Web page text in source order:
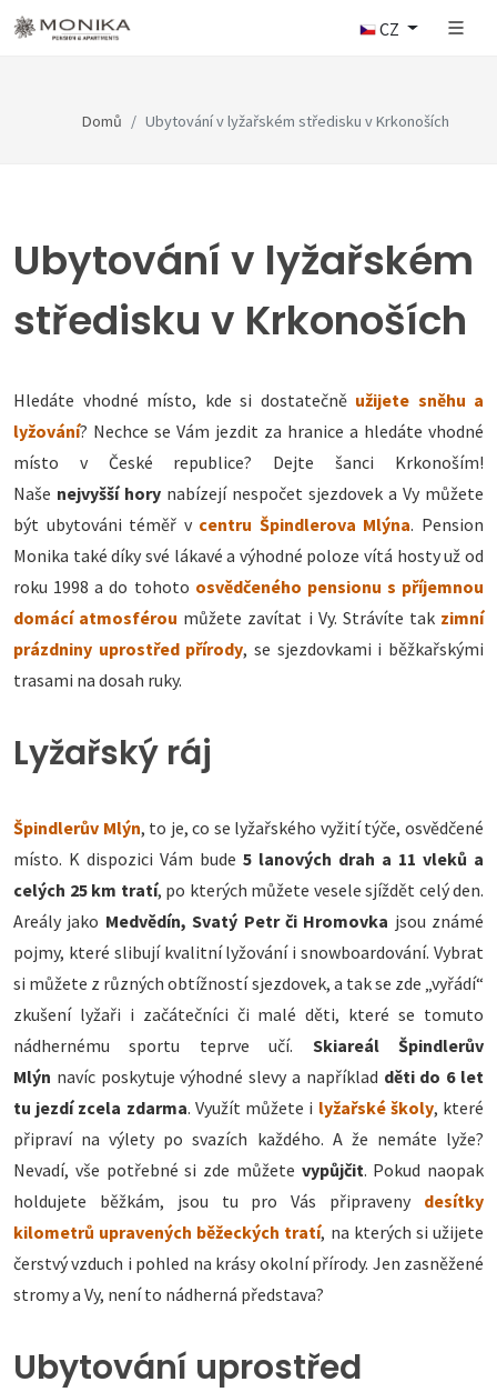
CZ
Domů Ubytování v lyžařském středisku v Krkonoších
Ubytování v lyžařském
středisku v Krkonoších
Hledáte vhodné místo, kde si dostatečně užijete sněhu a
lyžování? Nechce se Vám jezdit za hranice a hledáte vhodné
místo v České republice? Dejte šanci Krkonoším!
Naše nejvyšší hory nabízejí nespočet sjezdovek a Vy můžete
být ubytováni téměř v centru Špindlerova Mlýna. Pension
Monika také díky své lákavé a výhodné poloze vítá hosty už od
roku 1998 a do tohoto osvědčeného pensionu s příjemnou
domácí atmosférou můžete zavítat i Vy. Strávíte tak zimní
prázdniny uprostřed přírody, se sjezdovkami i běžkařskými
trasami na dosah ruky.
Lyžařský ráj
Špindlerův Mlýn, to je, co se lyžařského vyžití týče, osvědčené
místo. K dispozici Vám bude 5 lanových drah a 11 vleků a
celých 25 km tratí, po kterých můžete vesele sjíždět celý den.
Areály jako Medvědín, Svatý Petr či Hromovka jsou známé
pojmy, které slibují kvalitní lyžování i snowboardování. Vybrat
si můžete z různých obtížností sjezdovek, a tak se zde „vyřádí“
zkušení lyžaři i začátečníci či malé děti, které se tomuto
nádhernému sportu teprve učí. Skiareál Špindlerův
Mlýn navíc poskytuje výhodné slevy a například děti do 6 let
tu jezdí zcela zdarma. Využít můžete i lyžařské školy, které
připraví na výlety po svazích každého. A že nemáte lyže?
Nevadí, vše potřebné si zde můžete vypůjčit. Pokud naopak
holdujete běžkám, jsou tu pro Vás připraveny desítky
kilometrů upravených běžeckých tratí, na kterých si užijete
čerstvý vzduch i pohled na krásy okolní přírody. Jen zasněžené
stromy a Vy, není to nádherná představa?
Ubytování uprostřed